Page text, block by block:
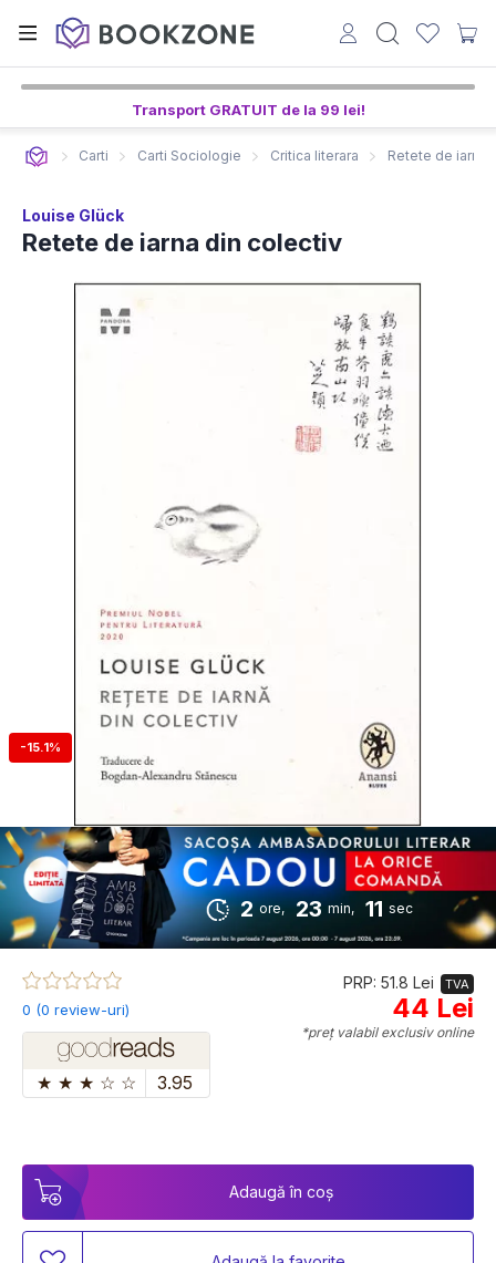
Transport GRATUIT de la 99 lei!
2 ore, 23 min, 11 sec
Carti Carti Sociologie Critica literara Retete de iarna
Louise Glück
Retete de iarna din colectiv
-15.1%
2 ore, 23 min, 11 sec
0 (0 review-uri)
★ ★ ★ ☆ ☆ 3.95
PRP: 51.8 Lei TVA
44 Lei
*preț valabil exclusiv online
Adaugă în coș